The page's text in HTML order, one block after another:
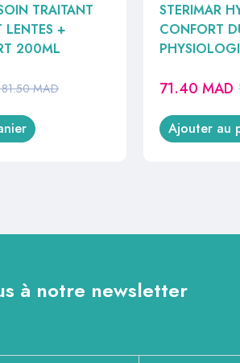
TRAITANT
LENTES +
200ML
MAD
STERIMAR
CONFORT
71.40MAD
Ajouter au
à notre newsletter